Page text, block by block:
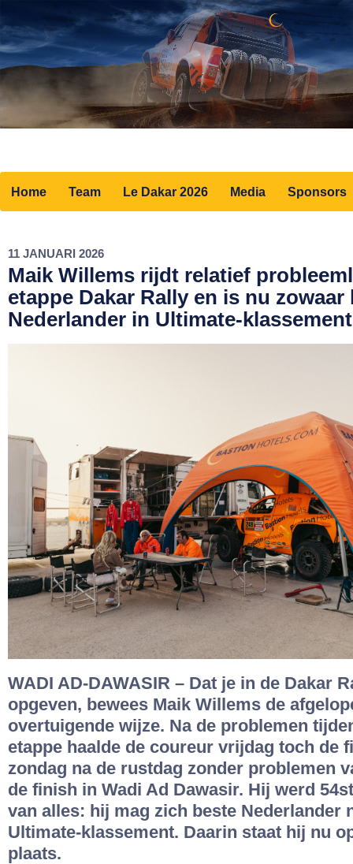
Home Team Le Dakar 2026 Media Sponsors
11 JANUARI 2026
Maik Willems rijdt relatief
etappe Dakar Rally en is nu zowaar
Nederlander in Ultimate-klassement
WADI AD-DAWASIR – Dat je in de Dakar
opgeven, bewees Maik Willems de
overtuigende wijze. Na de problemen
etappe haalde de coureur vrijdag toch de
zondag na de rustdag zonder problemen
de finish in Wadi Ad Dawasir. Hij werd
van alles: hij mag zich beste Nederlander
Ultimate-klassement. Daarin staat hij nu
plaats.